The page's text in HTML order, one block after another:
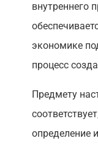
внутреннего
экономике
процесс
Предмету
определение